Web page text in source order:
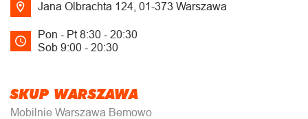
Jana Olbrachta 124, 01-373 Warszawa
Pon - Pt 8:30 - 20:30
Sob 9:00 - 20:30
SKUP WARSZAWA
Mobilnie Warszawa Bemowo